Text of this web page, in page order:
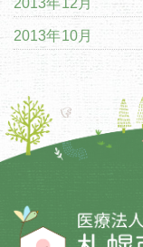
2013年12月
2013年10月